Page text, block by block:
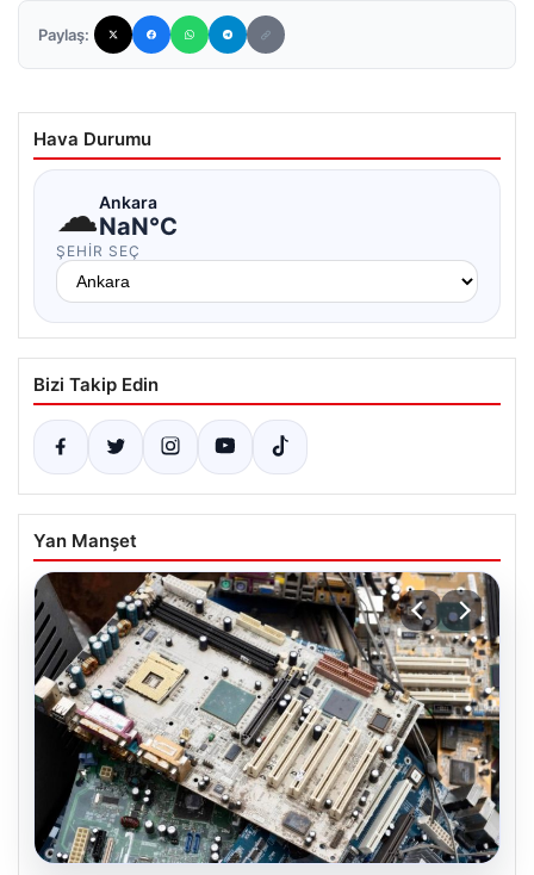
Paylaş:
Hava Durumu
☁Ankara
NaN°C
ŞEHIR SEÇ
Bizi Takip Edin
Yan Manşet